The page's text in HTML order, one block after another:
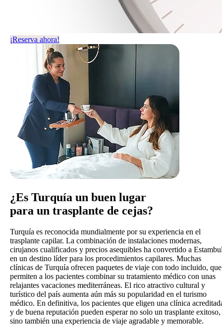
¡Reserva ahora!
¿Es Turquía un buen lugar
para un trasplante de cejas?
Turquía es reconocida mundialmente por su experiencia en el
trasplante capilar. La combinación de instalaciones modernas,
cirujanos cualificados y precios asequibles ha convertido a
en un destino líder para los procedimientos capilares. Muchas
clínicas de Turquía ofrecen paquetes de viaje con todo incluido, que
permiten a los pacientes combinar su tratamiento médico con unas
relajantes vacaciones mediterráneas. El rico atractivo cultural y
turístico del país aumenta aún más su popularidad en el turismo
médico. En definitiva, los pacientes que eligen una clínica
y de buena reputación pueden esperar no solo un trasplante exitoso,
sino también una experiencia de viaje agradable y memorable.